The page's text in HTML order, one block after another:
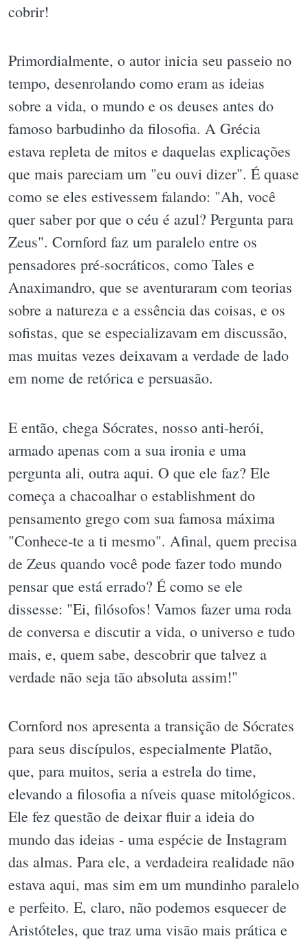
cobrir!
Primordialmente, o autor inicia seu passeio no
tempo, desenrolando como eram as ideias
sobre a vida, o mundo e os deuses antes do
famoso barbudinho da filosofia. A Grécia
estava repleta de mitos e daquelas explicações
que mais pareciam um "eu ouvi dizer". É quase
como se eles estivessem falando: "Ah, você
quer saber por que o céu é azul? Pergunta para
Zeus". Cornford faz um paralelo entre os
pensadores pré-socráticos, como Tales e
Anaximandro, que se aventuraram com teorias
sobre a natureza e a essência das coisas, e os
sofistas, que se especializavam em discussão,
mas muitas vezes deixavam a verdade de lado
em nome de retórica e persuasão.
E então, chega Sócrates, nosso anti-herói,
armado apenas com a sua ironia e uma
pergunta ali, outra aqui. O que ele faz? Ele
começa a chacoalhar o establishment do
pensamento grego com sua famosa máxima
"Conhece-te a ti mesmo". Afinal, quem precisa
de Zeus quando você pode fazer todo mundo
pensar que está errado? É como se ele
dissesse: "Ei, filósofos! Vamos fazer uma roda
de conversa e discutir a vida, o universo e tudo
mais, e, quem sabe, descobrir que talvez a
verdade não seja tão absoluta assim!"
Cornford nos apresenta a transição de Sócrates
para seus discípulos, especialmente Platão,
que, para muitos, seria a estrela do time,
elevando a filosofia a níveis quase mitológicos.
Ele fez questão de deixar fluir a ideia do
mundo das ideias - uma espécie de Instagram
das almas. Para ele, a verdadeira realidade não
estava aqui, mas sim em um mundinho paralelo
e perfeito. E, claro, não podemos esquecer de
Aristóteles, que traz uma visão mais prática e